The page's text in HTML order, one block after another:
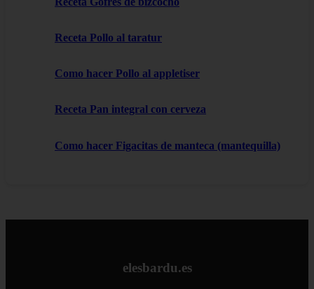
Receta Pollo al taratur
Como hacer Pollo al appletiser
Receta Pan integral con cerveza
Como hacer Figacitas de manteca (mantequilla)
elesbardu.es